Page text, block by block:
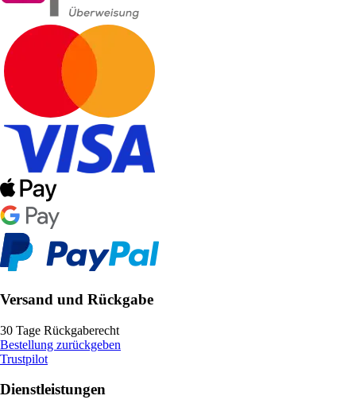
Versand und Rückgabe
30 Tage Rückgaberecht
Bestellung zurückgeben
Trustpilot
Dienstleistungen